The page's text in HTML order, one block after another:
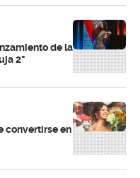
de la
2"
convertirse en